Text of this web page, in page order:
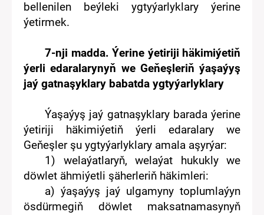
bellenilen beýleki ygtyýarlyklary ýerine
ýetirmek.
7-nji madda. Ýerine ýetiriji häkimiýetiň
ýerli edaralarynyň we Geňeşleriň ýaşaýyş
jaý gatnaşyklary babatda ygtyýarlyklary
Ýaşaýyş jaý gatnaşyklary barada ýerine
ýetiriji häkimiýetiň ýerli edaralary we
Geňeşler şu ygtyýarlyklary amala aşyrýar:
1 ) welaýatlaryň, welaýat hukukly we
döwlet ähmiýetli şäherleriň häkimleri:
a) ýaşaýyş jaý ulgamyny toplumlaýyn
ösdürmegiň döwlet maksatnamasynyň